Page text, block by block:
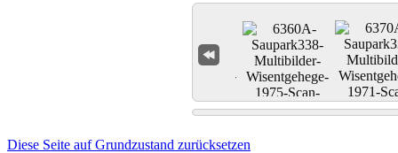
Diese Seite auf Grundzustand zurücksetzen